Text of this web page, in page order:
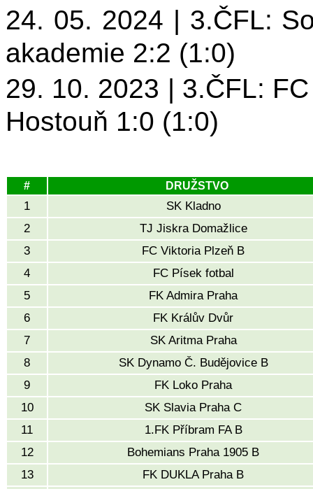
24. 05. 2024 | 3.ČFL:
akademie 2:2 (1:0)
29. 10. 2023 | 3.ČFL:
Hostouň 1:0 (1:0)
# DRUŽSTVO
1
SK Kladno
2
TJ Jiskra Domažlice
3
FC Viktoria Plzeň B
4
FC Písek fotbal
5
FK Admira Praha
6
FK Králův Dvůr
7
SK Aritma Praha
8
SK Dynamo Č. Budějovice B
9
FK Loko Praha
10
SK Slavia Praha C
11
1.FK Příbram FA B
12
Bohemians Praha 1905 B
13
FK DUKLA Praha B